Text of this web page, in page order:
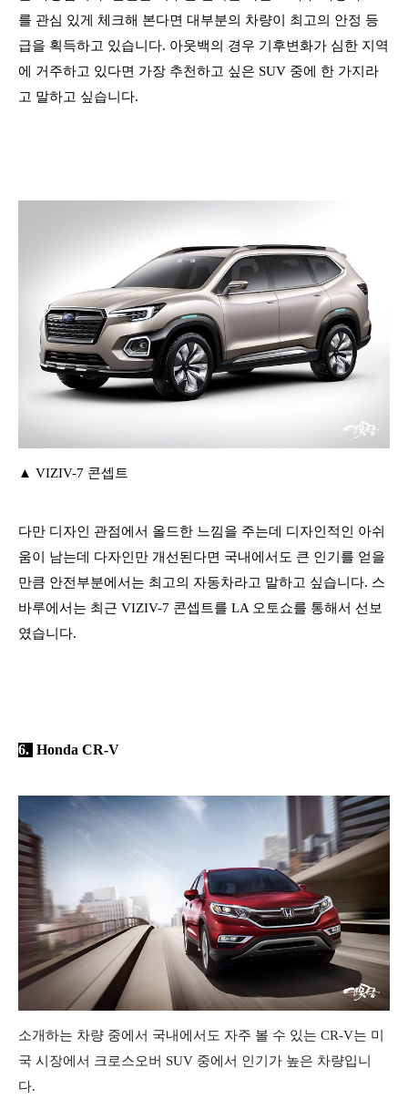
를 관심 있게 체크해 본다면 대부분의 차량이 최고의 안정 등
급을 획득하고 있습니다. 아웃백의 경우 기후변화가 심한 지역
에 거주하고 있다면 가장 추천하고 싶은 SUV 중에 한 가지라
고 말하고 싶습니다.
​▲ VIZIV-7 콘셉트
다만 디자인 관점에서 올드한 느낌을 주는데 디자인적인 아쉬
움이 남는데 다자인만 개선된다면 국내에서도 큰 인기를 얻을
만큼 안전부분에서는 최고의 자동차라고 말하고 싶습니다. 스
바루에서는 최근 VIZIV-7 콘셉트를 LA 오토쇼를 통해서 선보
였습니다.
6. Honda CR-V
소개하는 차량 중에서 국내에서도 자주 볼 수 있는 CR-V는 미
국 시장에서 크로스오버 SUV 중에서 인기가 높은 차량입니
다.